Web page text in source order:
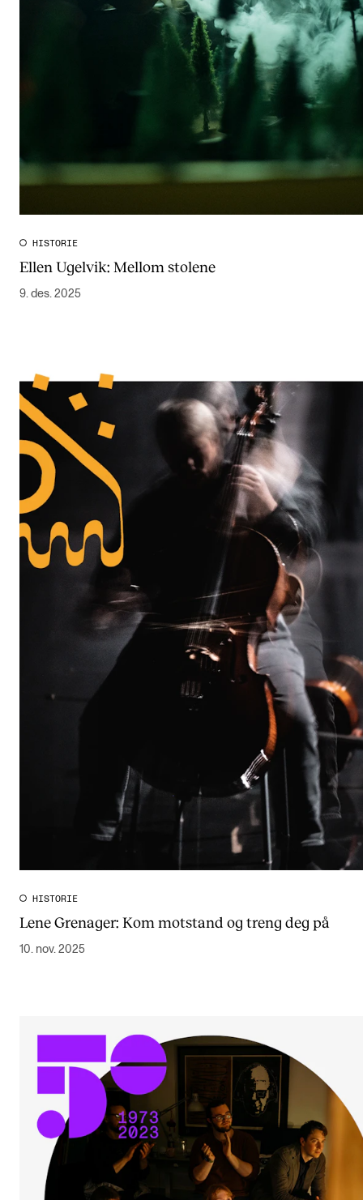
HISTORIE
Ellen Ugelvik: Mellom stolene
9. des. 2025
HISTORIE
Lene Grenager: Kom motstand og treng deg på
10. nov. 2025